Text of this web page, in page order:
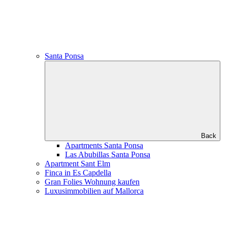
Santa Ponsa
Back
Apartments Santa Ponsa
Las Abubillas Santa Ponsa
Apartment Sant Elm
Finca in Es Capdella
Gran Folies Wohnung kaufen
Luxusimmobilien auf Mallorca